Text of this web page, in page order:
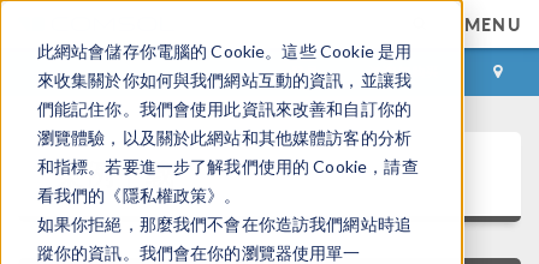
此網站會儲存你電腦的 Cookie。這些 Cookie 是用
來收集關於你如何與我們網站互動的資訊，並讓我
們能記住你。我們會使用此資訊來改善和自訂你的
瀏覽體驗，以及關於此網站和其他媒體訪客的分析
和指標。若要進一步了解我們使用的 Cookie，請查
看我們的《隱私權政策》。
如果你拒絕，那麼我們不會在你造訪我們網站時追
蹤你的資訊。我們會在你的瀏覽器使用單一
MENU
登录 咨询与购买
案例下载